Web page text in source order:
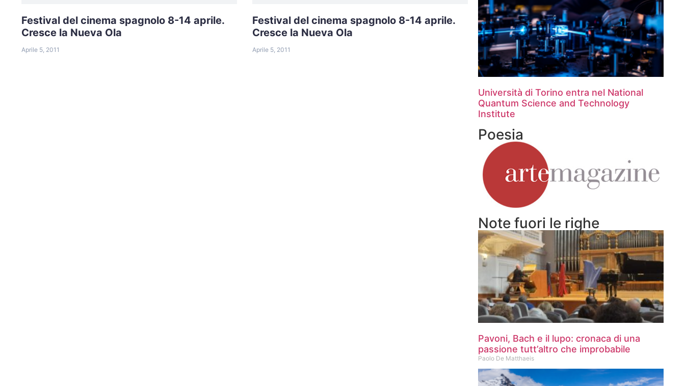
Festival del cinema spagnolo 8-14 aprile.
Cresce la Nueva Ola
Aprile 5, 2011
Festival del cinema spagnolo 8-14 aprile.
Cresce la Nueva Ola
Aprile 5, 2011
Università di Torino entra nel National
Quantum Science and Technology
Institute
Poesia
Note fuori le righe
Pavoni, Bach e il lupo: cronaca di una
passione tutt’altro che improbabile
Paolo De Matthaeis